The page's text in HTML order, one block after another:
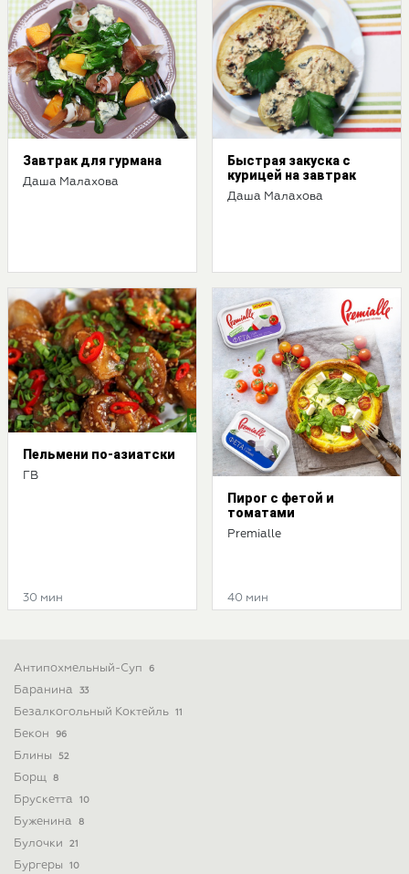
Завтрак для гурмана
Даша Малахова
Быстрая закуска с
курицей на завтрак
Даша Малахова
Пельмени по-азиатски
ГВ
30 мин
Пирог с фетой и
томатами
Premialle
40 мин
Антипохмельный-Суп 6
Баранина 33
Безалкогольный Коктейль 11
Бекон 96
Блины 52
Борщ 8
Брускетта 10
Буженина 8
Булочки 21
Бургеры 10